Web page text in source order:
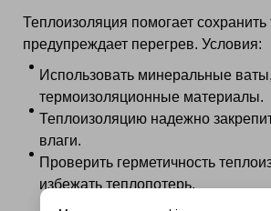
Теплоизоляция помогает сохранить
предупреждает перегрев. Условия:
Использовать минеральные
термоизоляционные материалы.
Теплоизоляцию надежно
влаги.
Проверить герметичность
избежать теплопотерь.